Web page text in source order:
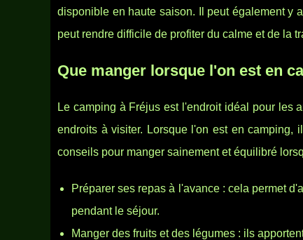
disponible en haute saison. Il peut également y
peut rendre difficile de profiter du calme et de la
Que manger lorsque l'on est en
Le camping à Fréjus est l'endroit idéal pour les
endroits à visiter. Lorsque l'on est en camping,
conseils pour manger sainement et équilibré
Préparer ses repas à l'avance : cela permet
pendant le séjour.
Manger des fruits et des légumes : ils